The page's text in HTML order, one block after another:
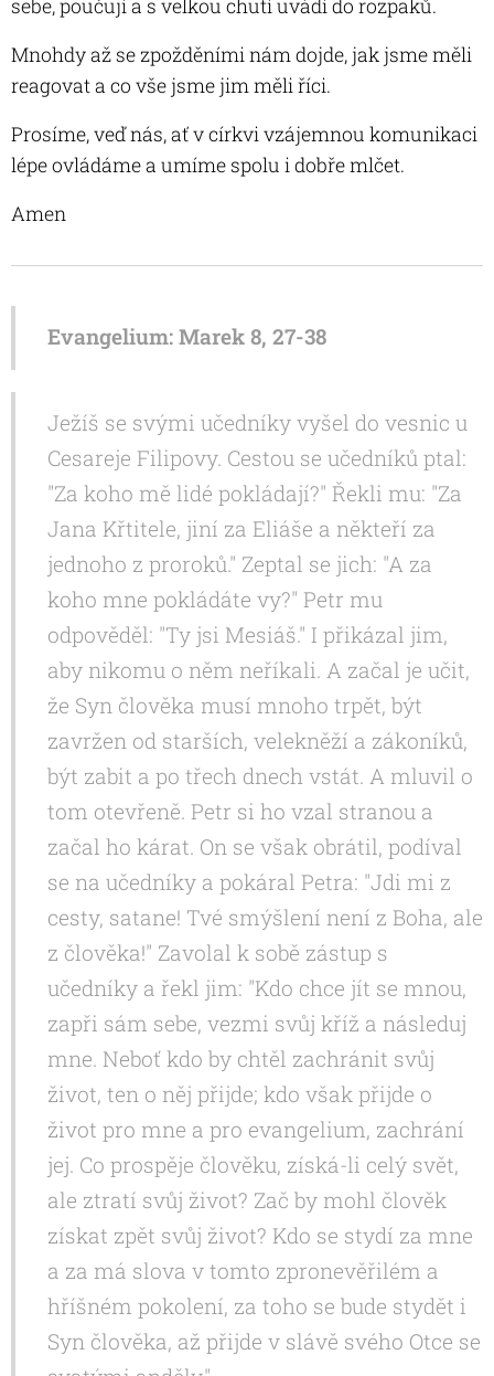
sebe, poučují a s velkou chutí uvádí do rozpaků.
Mnohdy až se zpožděními nám dojde, jak jsme měli
reagovat a co vše jsme jim měli říci.
Prosíme, veď nás, ať v církvi vzájemnou komunikaci
lépe ovládáme a umíme spolu i dobře mlčet.
Amen
Evangelium: Marek 8, 27-38
Ježíš se svými učedníky vyšel do vesnic u
Cesareje Filipovy. Cestou se učedníků ptal:
"Za koho mě lidé pokládají?" Řekli mu: "Za
Jana Křtitele, jiní za Eliáše a někteří za
jednoho z proroků." Zeptal se jich: "A za
koho mne pokládáte vy?" Petr mu
odpověděl: "Ty jsi Mesiáš." I přikázal jim,
aby nikomu o něm neříkali. A začal je učit,
že Syn člověka musí mnoho trpět, být
zavržen od starších, velekněží a zákoníků,
být zabit a po třech dnech vstát. A mluvil o
tom otevřeně. Petr si ho vzal stranou a
začal ho kárat. On se však obrátil, podíval
se na učedníky a pokáral Petra: "Jdi mi z
cesty, satane! Tvé smýšlení není z Boha, ale
z člověka!" Zavolal k sobě zástup s
učedníky a řekl jim: "Kdo chce jít se mnou,
zapři sám sebe, vezmi svůj kříž a následuj
mne. Neboť kdo by chtěl zachránit svůj
život, ten o něj přijde; kdo však přijde o
život pro mne a pro evangelium, zachrání
jej. Co prospěje člověku, získá-li celý svět,
ale ztratí svůj život? Zač by mohl člověk
získat zpět svůj život? Kdo se stydí za mne
a za má slova v tomto zpronevěřilém a
hříšném pokolení, za toho se bude stydět i
Syn člověka, až přijde v slávě svého Otce se